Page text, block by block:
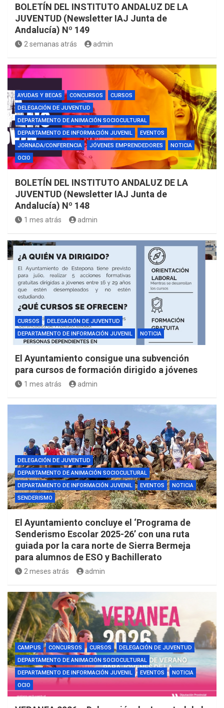
BOLETÍN DEL INSTITUTO ANDALUZ DE LA
JUVENTUD (Newsletter IAJ Junta de
Andalucía) Nº 149
2 semanas atrás admin
AYUDAS Y BECAS CONCURSOS
CURSOS
DELEGACIÓN DE JUVENTUD
DEPARTAMENTO DE ANIMACIÓN SOCIOCULTURAL
DEPARTAMENTO DE INFORMACIÓN JUVENIL
EVENTOS
JORNADA/CONFERENCIA
JÓVENES EMPRENDEDORES
NOTICIA
OCIO
BOLETÍN DEL INSTITUTO ANDALUZ DE LA
JUVENTUD (Newsletter IAJ Junta de
Andalucía) Nº 148
1 mes atrás admin
CURSOS
DELEGACIÓN DE JUVENTUD
DEPARTAMENTO DE INFORMACIÓN JUVENIL
NOTICIA
El Ayuntamiento consigue una subvención
para cursos de formación dirigido a jóvenes
1 mes atrás admin
DELEGACIÓN DE JUVENTUD
DEPARTAMENTO DE ANIMACIÓN SOCIOCULTURAL
DEPARTAMENTO DE INFORMACIÓN JUVENIL
EVENTOS
NOTICIA
SENDERISMO
El Ayuntamiento concluye el ‘Programa de
Senderismo Escolar 2025-26’ con una ruta
guiada por la cara norte de Sierra Bermeja
para alumnos de ESO y Bachillerato
2 meses atrás admin
CAMPUS CONCURSOS CURSOS
DELEGACIÓN DE JUVENTUD
DEPARTAMENTO DE ANIMACIÓN SOCIOCULTURAL
DEPARTAMENTO DE INFORMACIÓN JUVENIL
EVENTOS
NOTICIA
OCIO